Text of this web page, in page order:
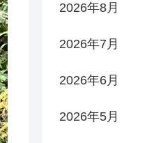
2026年8月
2026年7月
2026年6月
2026年5月